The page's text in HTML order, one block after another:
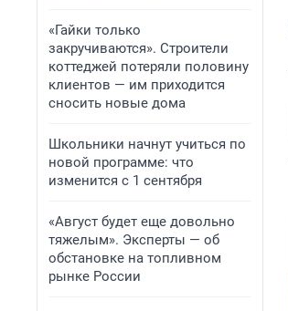
«Гайки только
закручиваются». Строители
коттеджей потеряли половину
клиентов — им приходится
сносить новые дома
Школьники начнут учиться по
новой программе: что
изменится с 1 сентября
«Август будет еще довольно
тяжелым». Эксперты — об
обстановке на топливном
рынке России